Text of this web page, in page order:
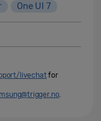
One UI 7
livechatfor
.